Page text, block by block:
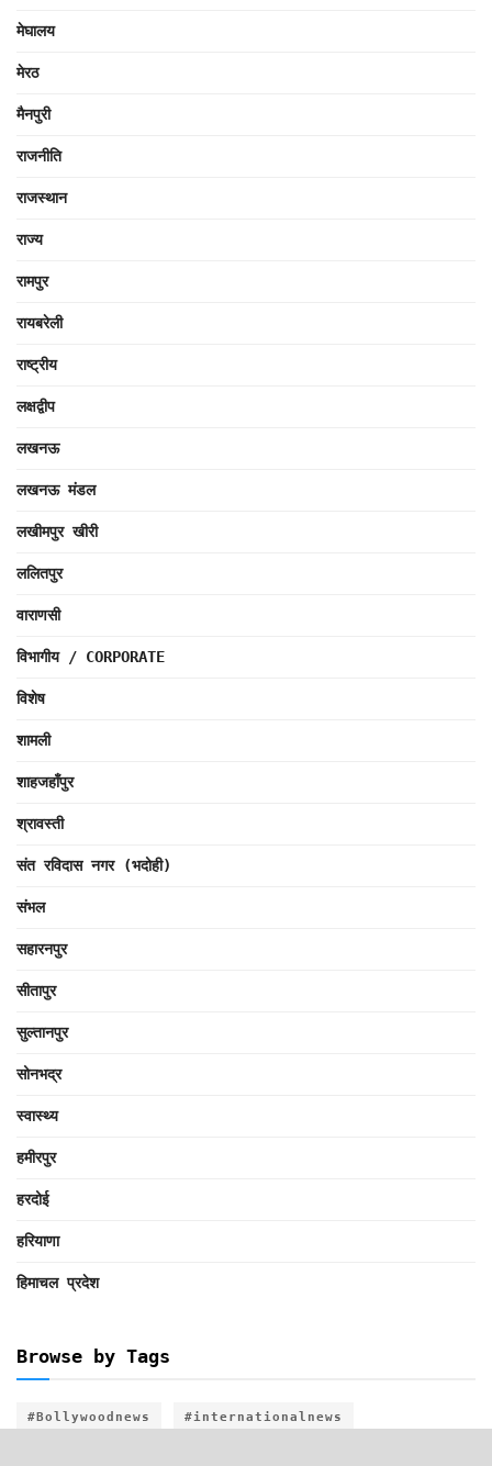
मेघालय
मेरठ
मैनपुरी
राजनीति
राजस्थान
राज्य
रामपुर
रायबरेली
राष्ट्रीय
लक्षद्वीप
लखनऊ
लखनऊ मंडल
लखीमपुर खीरी
ललितपुर
वाराणसी
विभागीय / CORPORATE
विशेष
शामली
शाहजहाँपुर
श्रावस्ती
संत रविदास नगर (भदोही)
संभल
सहारनपुर
सीतापुर
सुल्तानपुर
सोनभद्र
स्वास्थ्य
हमीरपुर
हरदोई
हरियाणा
हिमाचल प्रदेश
Browse by Tags
#Bollywoodnews #internationalnews